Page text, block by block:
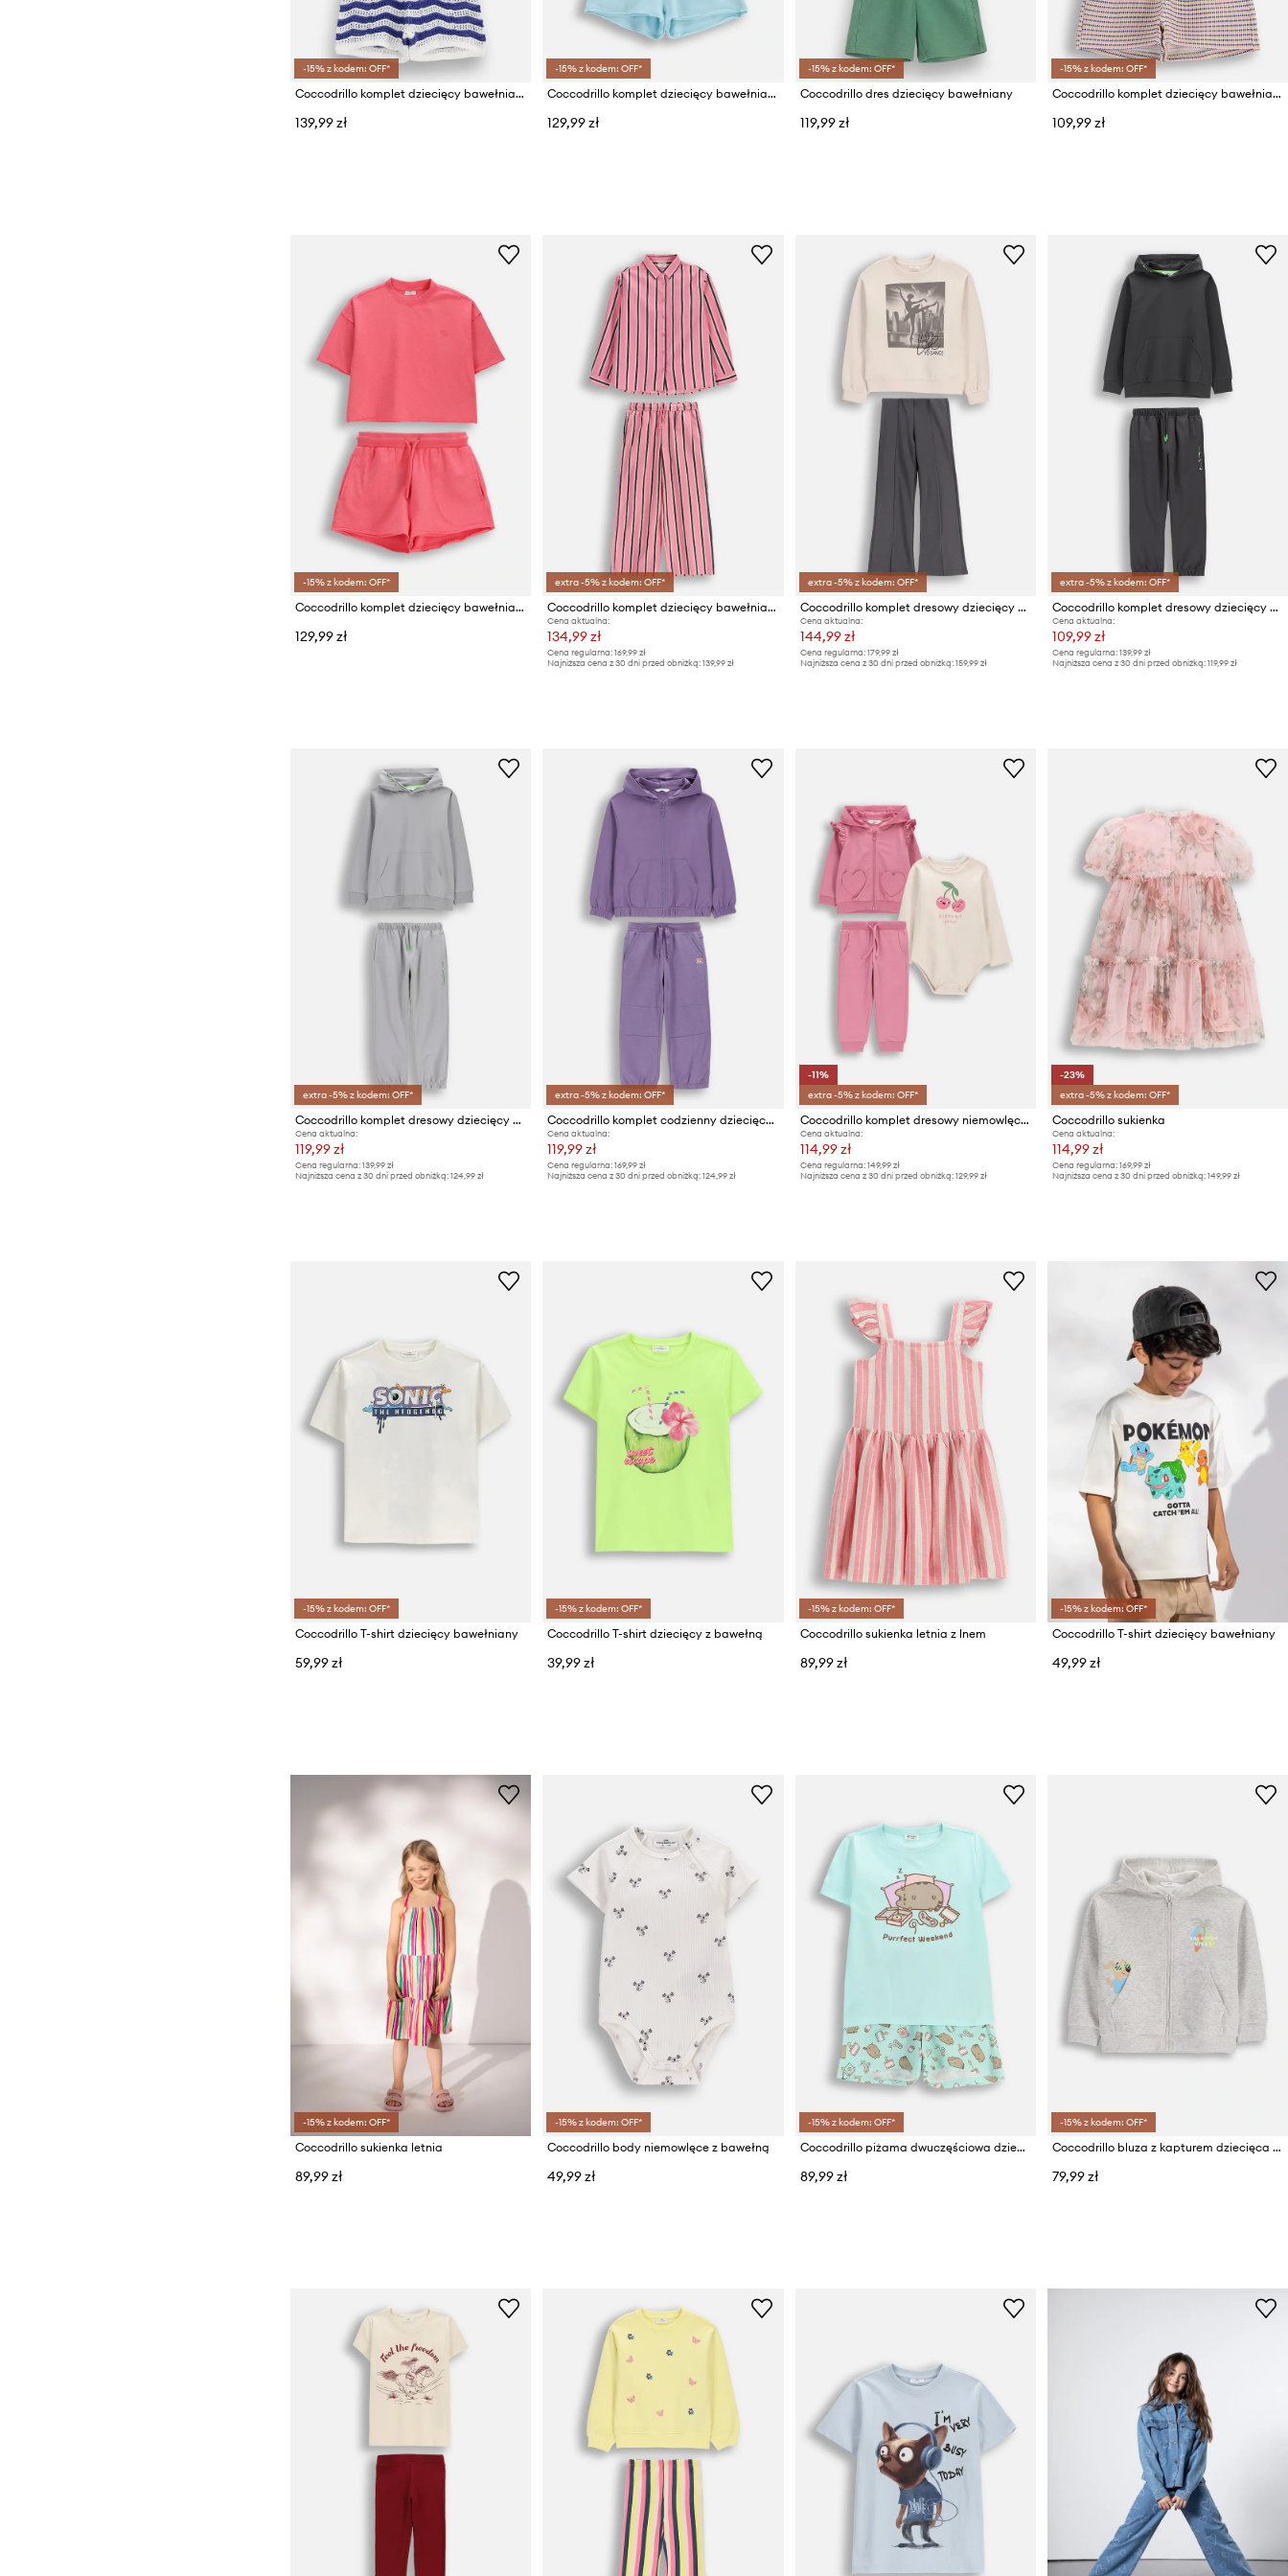
-15% z kodem: OFF*
Coccodrillo komplet dziecięcy bawełniany
139,99 zł
-15% z kodem: OFF*
Coccodrillo komplet dziecięcy bawełniany
129,99 zł
-15% z kodem: OFF*
Coccodrillo dres dziecięcy bawełniany
119,99 zł
-15% z kodem: OFF*
Coccodrillo komplet dziecięcy bawełniany
109,99 zł
-15% z kodem: OFF*
Coccodrillo komplet dziecięcy bawełniany
129,99 zł
extra -5% z kodem: OFF*
Coccodrillo komplet dziecięcy bawełniany
Cena aktualna:
134,99 zł
Cena regularna: 169,99 zł
Najniższa cena z 30 dni przed obniżką: 139,99 zł
extra -5% z kodem: OFF*
Coccodrillo komplet dresowy dziecięcy bawełniany
Cena aktualna:
144,99 zł
Cena regularna: 179,99 zł
Najniższa cena z 30 dni przed obniżką: 159,99 zł
extra -5% z kodem: OFF*
Coccodrillo komplet dresowy dziecięcy bawełniany
Cena aktualna:
109,99 zł
Cena regularna: 139,99 zł
Najniższa cena z 30 dni przed obniżką: 119,99 zł
extra -5% z kodem: OFF*
Coccodrillo komplet dresowy dziecięcy bawełniany
Cena aktualna:
119,99 zł
Cena regularna: 139,99 zł
Najniższa cena z 30 dni przed obniżką: 124,99 zł
extra -5% z kodem: OFF*
Coccodrillo komplet codzienny dziecięcy bawełniany
Cena aktualna:
119,99 zł
Cena regularna: 169,99 zł
Najniższa cena z 30 dni przed obniżką: 124,99 zł
-11%
extra -5% z kodem: OFF*
Coccodrillo komplet dresowy niemowlęcy bawełniany
Cena aktualna:
114,99 zł
Cena regularna: 149,99 zł
Najniższa cena z 30 dni przed obniżką: 129,99 zł
-23%
extra -5% z kodem: OFF*
Coccodrillo sukienka
Cena aktualna:
114,99 zł
Cena regularna: 169,99 zł
Najniższa cena z 30 dni przed obniżką: 149,99 zł
-15% z kodem: OFF*
Coccodrillo T-shirt dziecięcy bawełniany
59,99 zł
-15% z kodem: OFF*
Coccodrillo T-shirt dziecięcy z bawełną
39,99 zł
-15% z kodem: OFF*
Coccodrillo sukienka letnia z lnem
89,99 zł
-15% z kodem: OFF*
Coccodrillo T-shirt dziecięcy bawełniany
49,99 zł
-15% z kodem: OFF*
Coccodrillo sukienka letnia
89,99 zł
-15% z kodem: OFF*
Coccodrillo body niemowlęce z bawełną
49,99 zł
-15% z kodem: OFF*
Coccodrillo piżama dwuczęściowa dziecięca bawełniana
89,99 zł
-15% z kodem: OFF*
Coccodrillo bluza z kapturem dziecięca z bawełną
79,99 zł